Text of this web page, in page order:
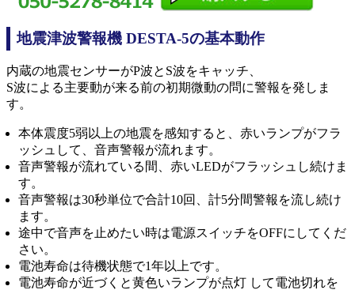
地震津波警報機 DESTA-5の基本動作
内蔵の地震センサーがP波とS波をキャッチ、
S波による主要動が来る前の初期微動の問に警報を発しま
す。
本体震度5弱以上の地震を感知すると、赤いランプがフラ
ッシュして、音声警報が流れます。
音声警報が流れている間、赤いLEDがフラッシュし続けま
す。
音声警報は30秒単位で合計10回、計5分間警報を流し続け
ます。
途中で音声を止めたい時は電源スイッチをOFFにしてくだ
さい。
電池寿命は待機状態で1年以上です。
電池寿命が近づくと黄色いランプが点灯 して電池切れを